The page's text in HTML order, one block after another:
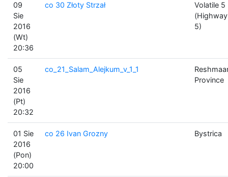
09
Sie
2016
(Wt)
20:36
co 30 Złoty Strzał
Volatile 5
(Highway
5)
05
Sie
2016
(Pt)
20:32
co_21_Salam_Alejkum_v_1_1
Province
01 Sie
2016
(Pon)
20:00
co 26 Ivan Grozny Bystrica